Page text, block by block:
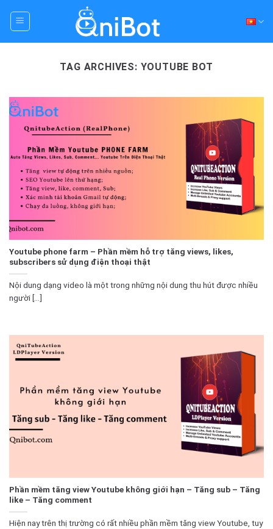
TAG ARCHIVES: YOUTUBE BOT
Youtube phone farm – Phần mềm hỗ trợ tăng views, likes,
subscribers sử dụng điện thoại thật
Nội dung dạng video là một trong những nội dung thu hút được nhiều
người [...]
Phần mềm tăng view Youtube không giới hạn – Tăng sub – Tăng
like – Tăng comment
Hiện nay trên thị trường có rất nhiều phần mềm tăng view Youtube, tuy